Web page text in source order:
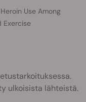
Use Among
Exercise
ulkoisista lähteistä.